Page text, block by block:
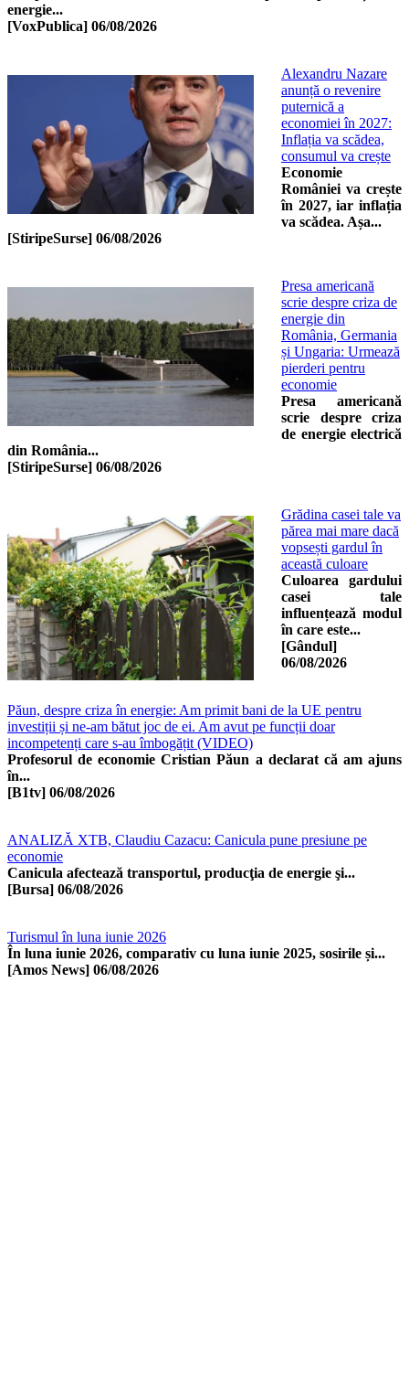
energie...
[VoxPublica] 06/08/2026
Alexandru Nazare
anunță o revenire
puternică a
economiei în 2027:
Inflația va scădea,
consumul va crește
Economie
României va crește
în 2027, iar inflația
va scădea. Așa...
[StiripeSurse] 06/08/2026
Presa americană
scrie despre criza de
energie din
România, Germania
și Ungaria: Urmează
pierderi pentru
economie
Presa americană
scrie despre criza
de energie electrică
din România...
[StiripeSurse] 06/08/2026
Grădina casei tale va
părea mai mare dacă
vopsești gardul în
această culoare
Culoarea gardului
casei tale
influențează modul
în care este...
[Gândul]
06/08/2026
Păun, despre criza în energie: Am primit bani de la UE pentru
investiții și ne-am bătut joc de ei. Am avut pe funcții doar
incompetenți care s-au îmbogățit (VIDEO)
Profesorul de economie Cristian Păun a declarat că am ajuns
în...
[B1tv] 06/08/2026
ANALIZĂ XTB, Claudiu Cazacu: Canicula pune presiune pe
economie
Canicula afectează transportul, producţia de energie şi...
[Bursa] 06/08/2026
Turismul în luna iunie 2026
În luna iunie 2026, comparativ cu luna iunie 2025, sosirile și...
[Amos News] 06/08/2026